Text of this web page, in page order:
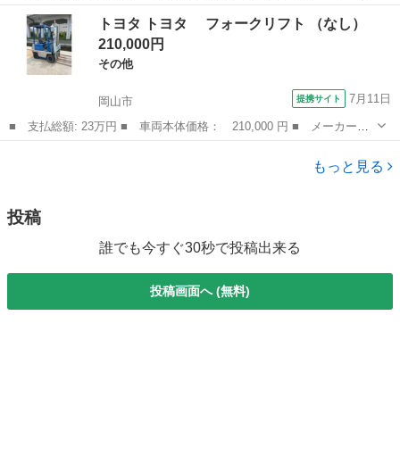
ー名： トヨタ ■ 車種名： ＧＲ８６ ■ グレード名： ＲＺ Ｍ
Ｔ車 純正９型ナビ バックカメラ 衝突軽減 禁煙車 レーダーク
ルーズ ...
広島 福山市 トヨタ
トヨタ トヨタ フォークリフト （なし）
210,000円
その他
岡山市 提携サイト 7月11日
■ 支払総額: 23万円 ■ 車両本体価格： 210,000 円 ■ メーカー
名： トヨタ ■ 車種名： トヨタ ■ グレード名： フォークリ
フト ■ 排気量： 800cc ■ ドア枚数： 0 ■ ミッション： MT ■...
もっと見る
投稿
誰でも今すぐ30秒で投稿出来る
投稿画面へ (無料)